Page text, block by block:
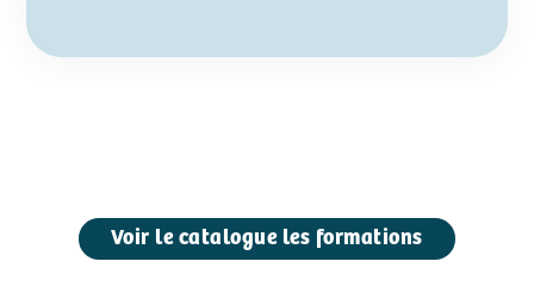
Voir le catalogue les formations